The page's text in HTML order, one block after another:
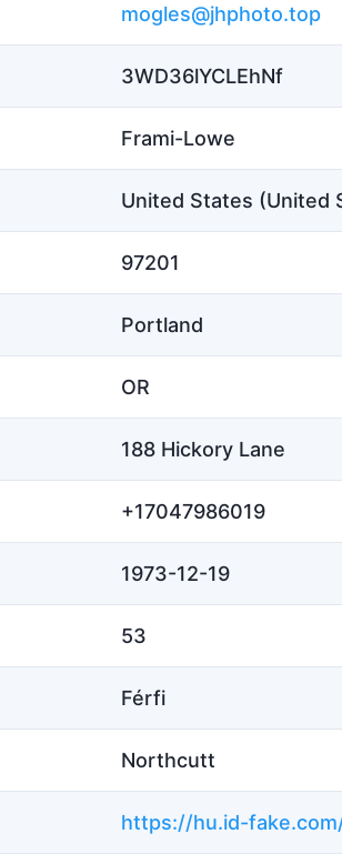
mogles@jhphoto.top
3WD36lYCLEhNf
Frami-Lowe
United States (United
97201
Portland
OR
188 Hickory Lane
+17047986019
1973-12-19
53
Férfi
Northcutt